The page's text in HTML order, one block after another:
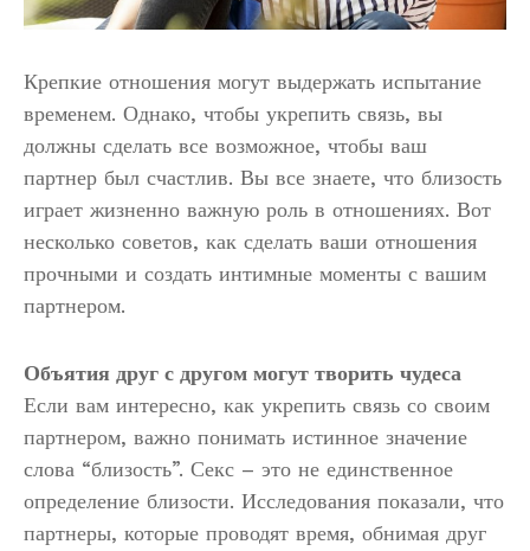
Крепкие отношения могут выдержать испытание
временем. Однако, чтобы укрепить связь, вы
должны сделать все возможное, чтобы ваш
партнер был счастлив. Вы все знаете, что близость
играет жизненно важную роль в отношениях. Вот
несколько советов, как сделать ваши отношения
прочными и создать интимные моменты с вашим
партнером.
Объятия друг с другом могут творить чудеса
Если вам интересно, как укрепить связь со своим
партнером, важно понимать истинное значение
слова “близость”. Секс – это не единственное
определение близости. Исследования показали, что
партнеры, которые проводят время, обнимая друг